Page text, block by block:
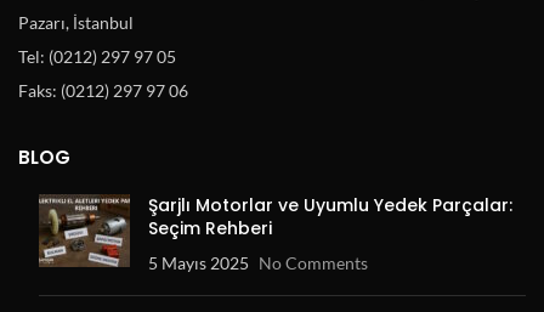
Pazarı, İstanbul
Tel: (0212) 297 97 05
Faks: (0212) 297 97 06
BLOG
Şarjlı Motorlar ve Uyumlu Yedek Parçalar:
Seçim Rehberi
5 Mayıs 2025 No Comments